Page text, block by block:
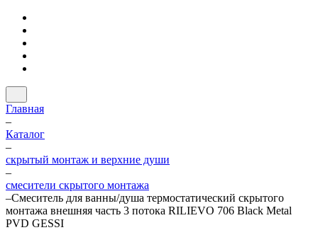
Главная
–
Каталог
–
скрытый монтаж и верхние души
–
смесители скрытого монтажа
–Смеситель для ванны/душа термостатический скрытого
монтажа внешняя часть 3 потока RILIEVO 706 Black Metal
PVD GESSI